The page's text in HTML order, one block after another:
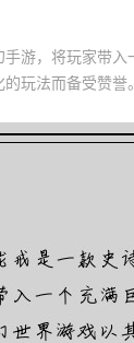
手游，将玩家带
玩法而备受赞誉。